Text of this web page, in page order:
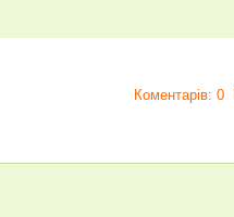
Коментарів: 0